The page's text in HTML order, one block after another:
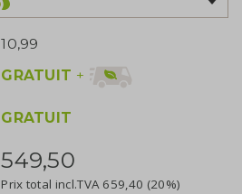
10,99
GRATUIT +
GRATUIT
549,50
Prix total incl.TVA 659,40 (20%)